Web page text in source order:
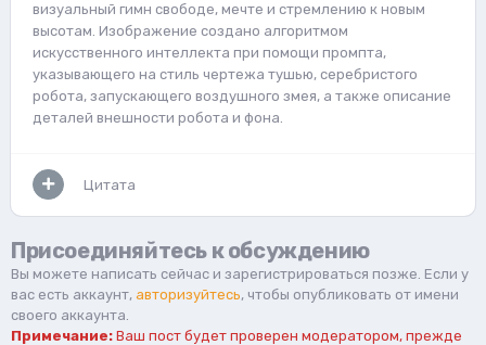
визуальный гимн свободе, мечте и стремлению к новым
высотам. Изображение создано алгоритмом
искусственного интеллекта при помощи промпта,
указывающего на стиль чертежа тушью, серебристого
робота, запускающего воздушного змея, а также описание
деталей внешности робота и фона.
Цитата
Присоединяйтесь к обсуждению
Вы можете написать сейчас и зарегистрироваться позже. Если у
вас есть аккаунт, авторизуйтесь, чтобы опубликовать от имени
своего аккаунта.
Примечание: Ваш пост будет проверен модератором, прежде